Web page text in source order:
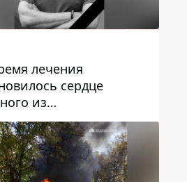
лечения
сердце
из
области
Лупашко